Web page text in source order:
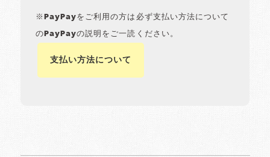
※PayPayをご利用の方は必ず支払い方法について
のPayPayの説明をご一読ください。
支払い方法について